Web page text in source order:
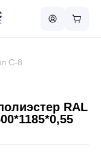
С-8
RAL